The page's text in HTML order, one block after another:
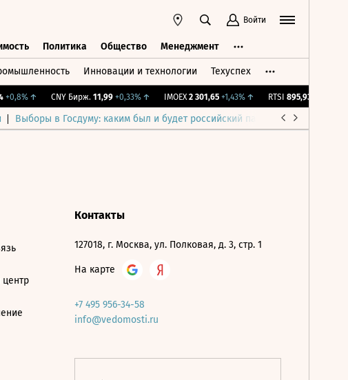
Войти
Политика Общество Менеджмент
Инновации и технологии Техуспех
+0,8%↑ CNY Бирж. 11,99 +0,33%↑ IMOEX 2 301,65 +1,43%↑ RTSI 895,93 +1,68%
Выборы в Госдуму: каким был и будет российский парламент
Контакты
127018, г. Москва, ул. Полковая, д. 3, стр. 1
На карте
+7 495 956-34-58
info@vedomosti.ru